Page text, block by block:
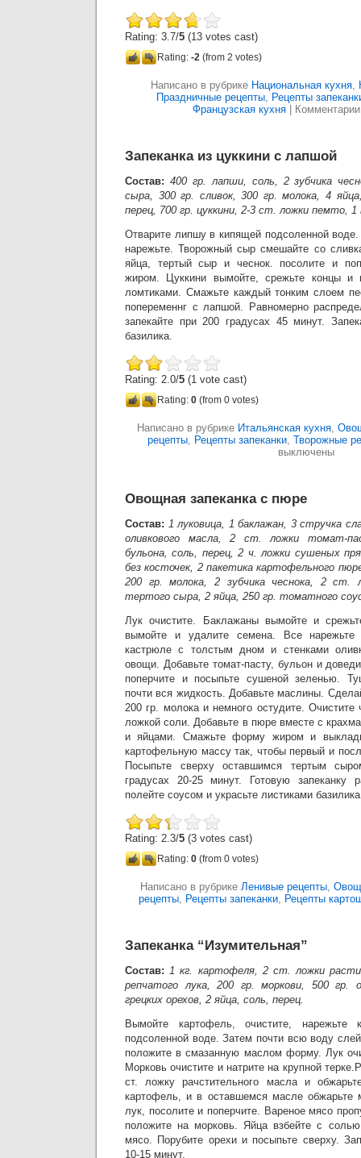
Rating: 3.7/5 (13 votes cast)
Rating: -2 (from 2 votes)
Написано в рубрике Национальная кухня,
Праздничные рецепты, Рецепты
Французская кухня
Запеканка из цуккини с лапшой
Состав: 400 гр. лапши, соль, 2 зубчика
сыра, 300 гр. сливок, 300 гр. молока, 4
перец, 700 гр. цуккини, 2-3 ст. ложки пемто, 1
Отварите липшу в кипящей подсоленной
нарежьте. Творожный сыр смешайте со
яйца, тертый сыр и чеснок. посолите и
жиром. Цуккини вымойте, срежьте концы и
ломтиками. Смажьте каждый тонким слоем
попеременнг с лапшой. Равномерно
запекайте при 200 градусах 45 минут.
базилика.
Rating: 2.0/5 (1 vote cast)
Rating: 0 (from 0 votes)
Написано в рубрике Итальянская кухня,
рецепты, Рецепты запеканки, Творожные
выключены
Овощная запеканка с пюре
Состав: 1 луковица, 1 баклажан, 3 стручка
оливкового масла, 2 ст. ложки томат-
бульона, соль, перец, 2 ч. ложки сушеных
без косточек, 2 пакетика картофельного
200 гр. молока, 2 зубчика чеснока, 2 ст.
тертого сыра, 2 яйца, 250 гр. томатного
Лук очистите. Баклажаны вымойте и
вымойте и удалите семена. Все нарежьте
кастрюле с толстым дном и стенками
овощи. Добавьте томат-пасту, бульон и
поперчите и посыпьте сушеной зеленью.
почти вся жидкость. Добавьте маслины.
200 гр. молока и немного остудите. Очистите
ложкой соли. Добавьте в пюре вместе с
и яйцами. Смажьте форму жиром и
картофельную массу так, чтобы первый и
Посыпьте сверху оставшимся тертым
градусах 20-25 минут. Готовую запеканку
полейте соусом и украсьте листиками
Rating: 2.3/5 (3 votes cast)
Rating: 0 (from 0 votes)
Написано в рубрике Ленивые рецепты,
рецепты, Рецепты запеканки, Рецепты
Запеканка “Изумительная”
Состав:1 кг. картофеля, 2 ст. ложки
репчатого лука, 200 гр. моркови, 500 гр.
грецких орехов, 2 яйца, соль, перец.
Вымойте картофель, очистите, нарежьте
подсоленной воде. Затем почти всю воду
положите в смазанную маслом форму. Лук
Морковь очистите и натрите на крупной
ст. ложку рачстительного масла и
картофель, и в оставшемся масле обжарьте
лук, посолите и поперчите. Вареное мясо
положите на морковь. Яйца взбейте с
мясо. Порубите орехи и посыпьте сверху.
10-15 минут.